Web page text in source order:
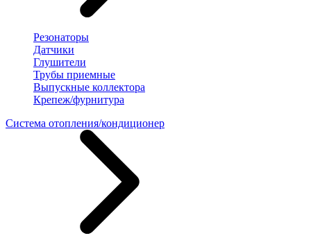
Резонаторы
Датчики
Глушители
Трубы приемные
Выпускные коллектора
Крепеж/фурнитура
Система отопления/кондиционер